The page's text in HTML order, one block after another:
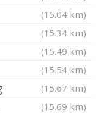
(15.04 km)
(15.34 km)
(15.49 km)
(15.54 km)
(15.67 km)
(15.69 km)